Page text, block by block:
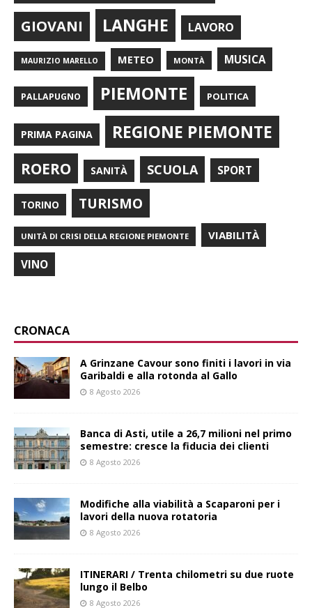
GIOVANI LANGHE LAVORO
MAURIZIO MARELLO METEO MONTÀ MUSICA
PALLAPUGNO PIEMONTE POLITICA
PRIMA PAGINA REGIONE PIEMONTE
ROERO SANITÀ SCUOLA SPORT
TORINO TURISMO
UNITÀ DI CRISI DELLA REGIONE PIEMONTE VIABILITÀ
VINO
CRONACA
A Grinzane Cavour sono finiti i lavori in via
Garibaldi e alla rotonda al Gallo
8 Agosto 2026
Banca di Asti, utile a 26,7 milioni nel primo
semestre: cresce la fiducia dei clienti
8 Agosto 2026
Modifiche alla viabilità a Scaparoni per i
lavori della nuova rotatoria
8 Agosto 2026
ITINERARI / Trenta chilometri su due ruote
lungo il Belbo
8 Agosto 2026